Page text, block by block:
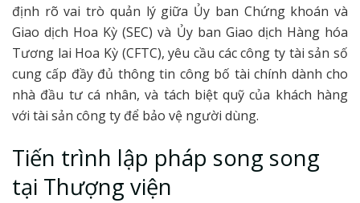
định rõ vai trò quản lý giữa Ủy ban Chứng khoán và
Giao dịch Hoa Kỳ (SEC) và Ủy ban Giao dịch Hàng hóa
Tương lai Hoa Kỳ (CFTC), yêu cầu các công ty tài sản số
cung cấp đầy đủ thông tin công bố tài chính dành cho
nhà đầu tư cá nhân, và tách biệt quỹ của khách hàng
với tài sản công ty để bảo vệ người dùng.
Tiến trình lập pháp song song
tại Thượng viện